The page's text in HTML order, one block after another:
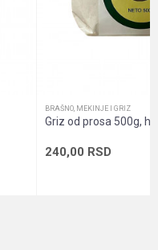
BRAŠNO, MEKINJE I GRIZ
Griz od prosa 500g,
240,00 RSD